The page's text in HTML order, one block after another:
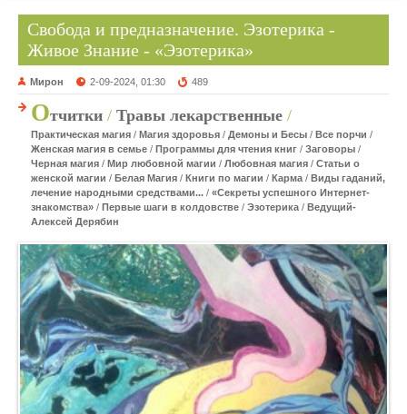
Свобода и предназначение. Эзотерика -
Живое Знание - «Эзотерика»
Мирон 2-09-2024, 01:30 489
Отчитки / Травы лекарственные /
Практическая магия / Магия здоровья / Демоны и Бесы / Все порчи /
Женская магия в семье / Программы для чтения книг / Заговоры /
Черная магия / Мир любовной магии / Любовная магия / Статьи о
женской магии / Белая Магия / Книги по магии / Карма / Виды гаданий,
лечение народными средствами... / «Секреты успешного Интернет-
знакомства» / Первые шаги в колдовстве / Эзотерика / Ведущий-
Алексей Дерябин